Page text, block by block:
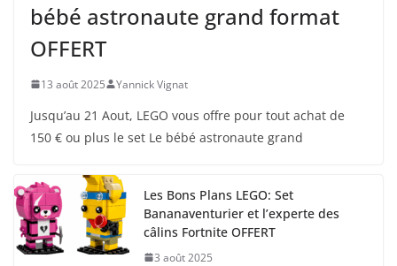
bébé astronaute grand format
OFFERT
13 août 2025 Yannick Vignat
Jusqu’au 21 Aout, LEGO vous offre pour tout achat de
150 € ou plus le set Le bébé astronaute grand
Les Bons Plans LEGO: Set
Bananaventurier et l’experte des
câlins Fortnite OFFERT
3 août 2025